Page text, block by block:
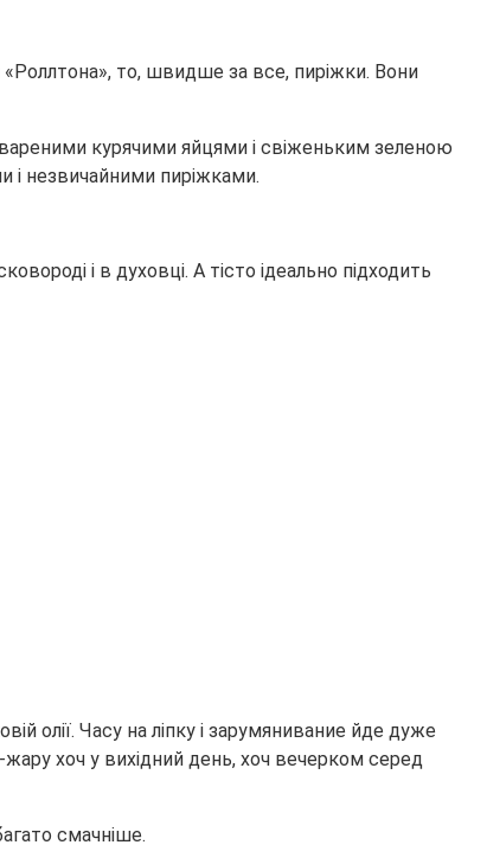
то, швидше за все, пиріжки. Вони
курячими яйцями і свіженьким зеленою
і незвичайними пиріжками.
і в духовці. А тісто ідеально підходить
олії. Часу на ліпку і зарумянивание йде дуже
жару хоч у вихідний день, хоч вечерком серед
смачніше.